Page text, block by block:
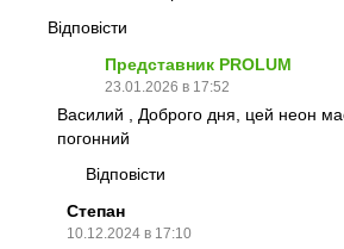
Відповісти
Представник PROLUM
23.01.2026 в 17:52
Василий , Доброго дня, цей неон
погонний
Відповісти
Cтепан
10.12.2024 в 17:10